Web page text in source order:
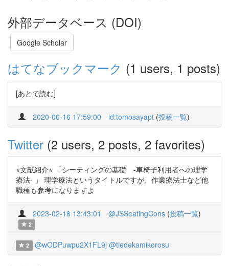
外部データベース (DOI)
Google Scholar
はてなブックマーク (1 users, 1 posts)
[あとで読む]
2020-06-16 17:59:00 id:tomosayapt (投稿一覧)
Twitter (2 users, 2 posts, 2 favorites)
⭐︎文献紹介⭐︎ 「シーティングの基礎 -車椅子利用者への理学
療法- 」 理学療法というタイトルですが、作業療法士など他
職種も参考になりますよ
2023-02-18 13:43:01 @JSSeatingCons (投稿一覧)
2
2 @wODPuwpu2X1FL9j @tiedekamikorosu